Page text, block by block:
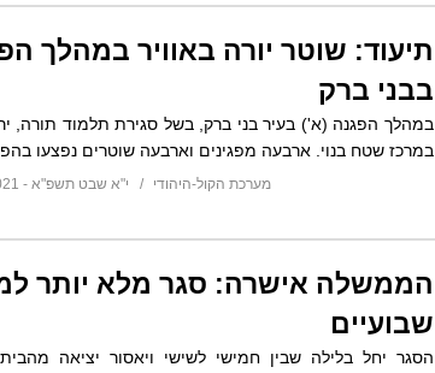
תיעוד: שוטר יורה באוויר במהלך
בבני ברק
במהלך הפגנה (א') בעיר בני ברק, בשל סגירת תלמוד תורה,
במרכז שטח בנוי. ארבעה מפגינים וארבעה שוטרים נפצעו
מערכת הקול-היהודי י"א שבט תשפ"א - 24/01/2021
הממשלה אישרה: סגר מלא יותר
שבועיים
הסגר יחל בלילה שבין חמישי לשישי ויאסור יציאה